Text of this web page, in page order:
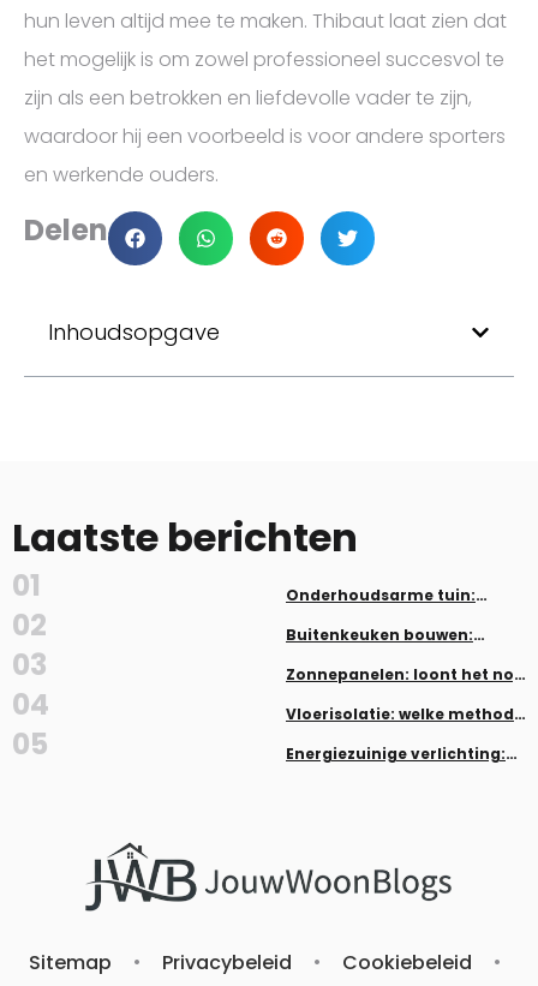
hun leven altijd mee te maken. Thibaut laat zien dat
het mogelijk is om zowel professioneel succesvol te
zijn als een betrokken en liefdevolle vader te zijn,
waardoor hij een voorbeeld is voor andere sporters
en werkende ouders.
Delen
Inhoudsopgave
Laatste berichten
01
Onderhoudsarme tuin:
werk
02
Buitenkeuken bouwen:
03
Zonnepanelen: loont het nog
04
Vloerisolatie: welke methode
05
Energiezuinige verlichting:
Sitemap • Privacybeleid • Cookiebeleid •